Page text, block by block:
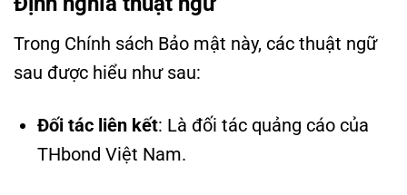
Trong Chính sách Bảo mật này, các thuật ngữ
sau được hiểu như sau:
Đối tác liên kết: Là đối tác quảng cáo của
THbond Việt Nam.